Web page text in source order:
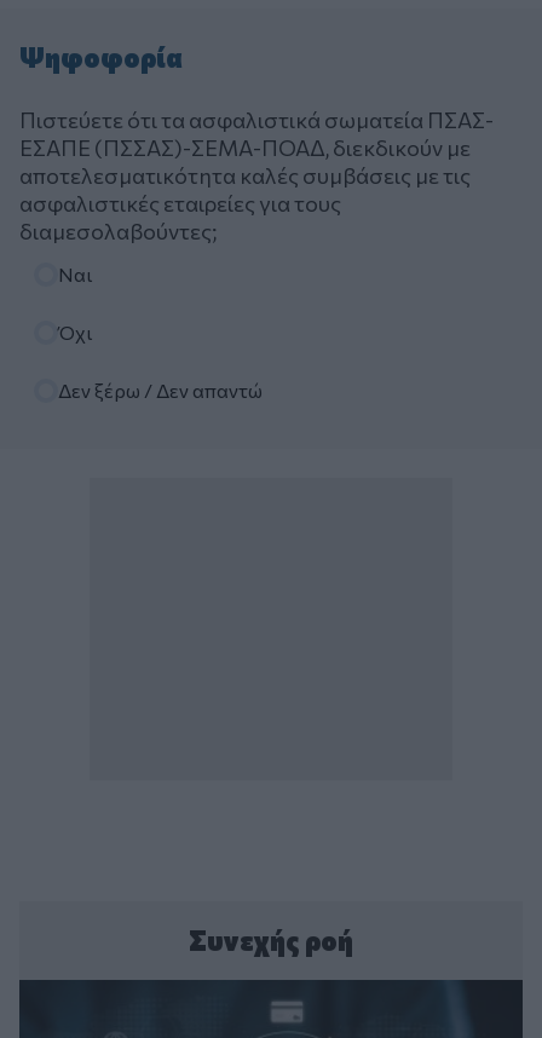
Ψηφοφορία
Πιστεύετε ότι τα ασφαλιστικά σωματεία ΠΣΑΣ-
ΕΣΑΠΕ (ΠΣΣΑΣ)-ΣΕΜΑ-ΠΟΑΔ, διεκδικούν με
αποτελεσματικότητα καλές συμβάσεις με τις
ασφαλιστικές εταιρείες για τους
διαμεσολαβούντες;
Ναι
Όχι
Δεν ξέρω / Δεν απαντώ
Συνεχής ροή